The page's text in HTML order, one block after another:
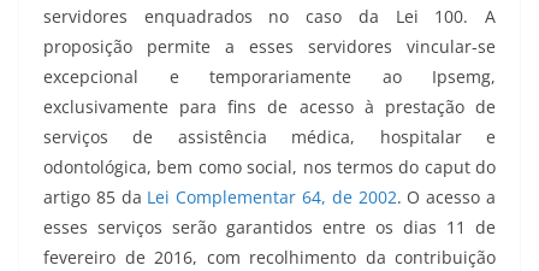
servidores enquadrados no caso da Lei 100. A
proposição permite a esses servidores vincular-se
excepcional e temporariamente ao Ipsemg,
exclusivamente para fins de acesso à prestação de
serviços de assistência médica, hospitalar e
odontológica, bem como social, nos termos do caput do
artigo 85 da Lei Complementar 64, de 2002. O acesso a
esses serviços serão garantidos entre os dias 11 de
fevereiro de 2016, com recolhimento da contribuição